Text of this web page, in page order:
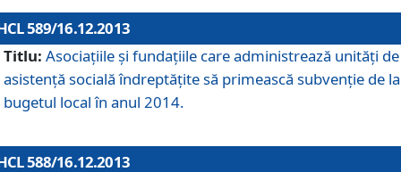
589/16.12.2013
Titlu: Asociaţiile şi fundaţiile care administrează unităţi de
asistenţă socială îndreptăţite să primească subvenţie de la
bugetul local în anul 2014.
588/16.12.2013